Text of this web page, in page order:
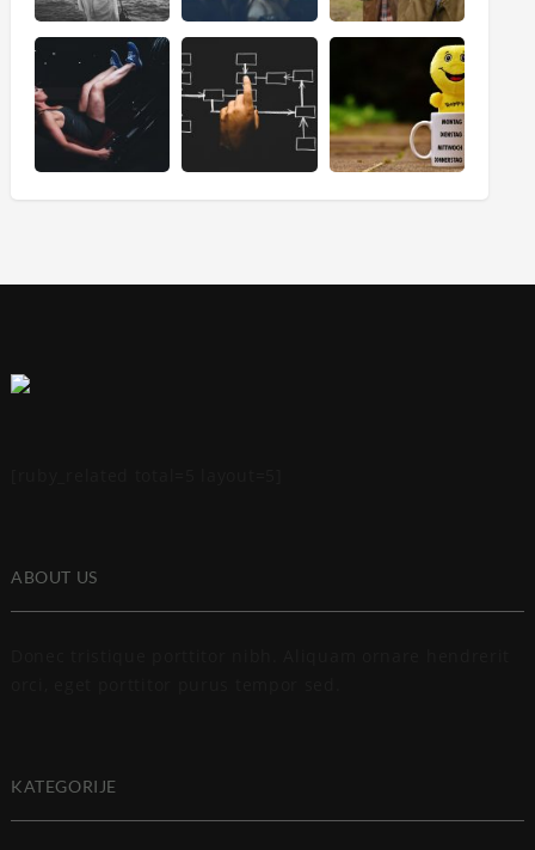
ABOUT US
KATEGORIJE